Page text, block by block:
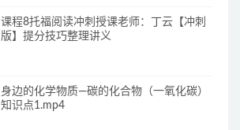
课程8托福阅读冲刺授课老师：丁云【冲刺
版】提分技巧整理讲义
身边的化学物质—碳的化合物（一氧化碳）
知识点1.mp4